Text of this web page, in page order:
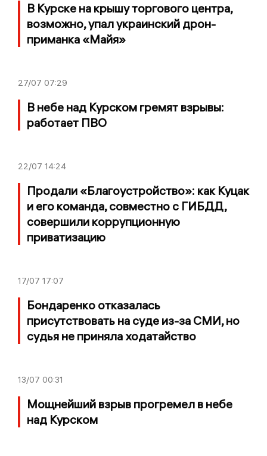
В Курске на крышу торгового центра,
возможно, упал украинский дрон-
приманка «Майя»
27/07 07:29
В небе над Курском гремят взрывы:
работает ПВО
22/07 14:24
Продали «Благоустройство»: как Куцак
и его команда, совместно с ГИБДД,
совершили коррупционную
приватизацию
17/07 17:07
Бондаренко отказалась
присутствовать на суде из-за СМИ, но
судья не приняла ходатайство
13/07 00:31
Мощнейший взрыв прогремел в небе
над Курском